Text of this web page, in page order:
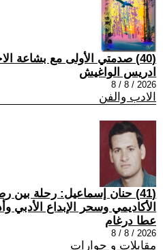
(40) صدمتي الأولى مع بشاعة الاحتلال في سبتة..!!
ادريس الواغيش
2026 / 8 / 8
الادب والفن
(41) حنان إسماعيل: رحلة بين
الأكاديمي وسحر الإبداع الأدبي
عطا درغام
2026 / 8 / 8
مقابلات و حوارات